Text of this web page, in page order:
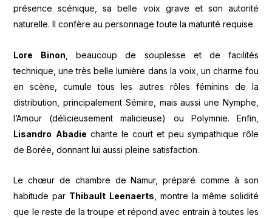
présence scénique, sa belle voix grave et son autorité
naturelle. Il confère au personnage toute la maturité requise.
Lore Binon , beaucoup de souplesse et de facilités
technique, une très belle lumière dans la voix, un charme fou
en scène, cumule tous les autres rôles féminins de la
distribution, principalement Sémire, mais aussi une Nymphe,
l’Amour (délicieusement malicieuse) ou Polymnie. Enfin,
Lisandro Abadie chante le court et peu sympathique rôle
de Borée, donnant lui aussi pleine satisfaction.
Le chœur de chambre de Namur, préparé comme à son
habitude par Thibault Leenaerts, montre la même solidité
que le reste de la troupe et répond avec entrain à toutes les